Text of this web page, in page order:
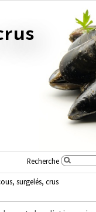
Recherche
surgelés, crus